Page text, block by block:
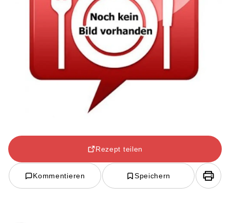
Rezept teilen
Kommentieren Speichern